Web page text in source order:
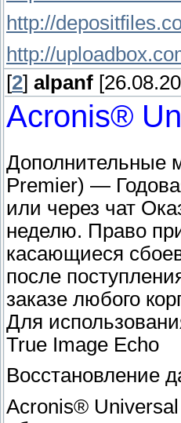
http://
http://
[2] alpanf
Acronis®
Дополнительные
Premier) —
или через чат
неделю. Право
касающиеся
после
заказе любого
Для
True Image Echo
Восстановление
Acronis® Universal